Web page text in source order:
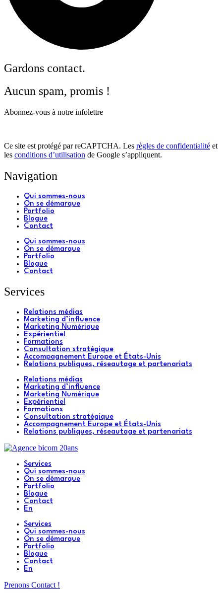
Gardons contact.
Aucun spam, promis !
Abonnez-vous à notre infolettre
Ce site est protégé par reCAPTCHA. Les règles de confidentialité et
les conditions d’utilisation de Google s’appliquent.
Navigation
Qui sommes-nous
On se démarque
Portfolio
Blogue
Contact
Qui sommes-nous
On se démarque
Portfolio
Blogue
Contact
Services
Relations médias
Marketing d’influence
Marketing Numérique
Expérientiel
Formations
Consultation stratégique
Accompagnement Europe et États-Unis
Relations publiques, réseautage et partenariats
Relations médias
Marketing d’influence
Marketing Numérique
Expérientiel
Formations
Consultation stratégique
Accompagnement Europe et États-Unis
Relations publiques, réseautage et partenariats
Services
Qui sommes-nous
On se démarque
Portfolio
Blogue
Contact
En
Services
Qui sommes-nous
On se démarque
Portfolio
Blogue
Contact
En
Prenons Contact !